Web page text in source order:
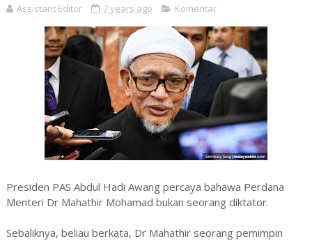
Assistant Editor 7 years ago Komentar
Presiden PAS Abdul Hadi Awang percaya bahawa Perdana
Menteri Dr Mahathir Mohamad bukan seorang diktator.
Sebaliknya, beliau berkata, Dr Mahathir seorang pemimpin